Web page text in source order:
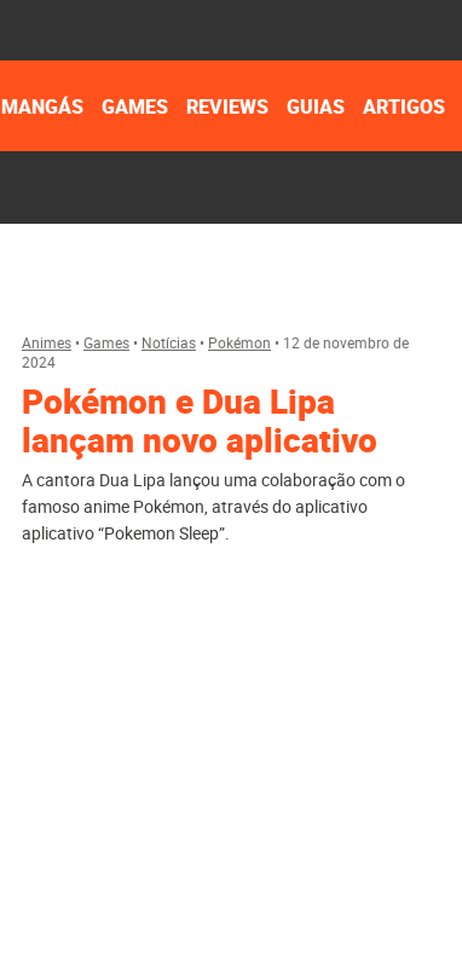
MANGÁS GAMES REVIEWS GUIAS ARTIGOS
Animes•Games• Notícias• Pokémon • 12 de novembro de
2024
Pokémon e Dua Lipa
lançam novo aplicativo
A cantora Dua Lipa lançou uma colaboração com o
famoso anime Pokémon, através do aplicativo
aplicativo “Pokemon Sleep”.